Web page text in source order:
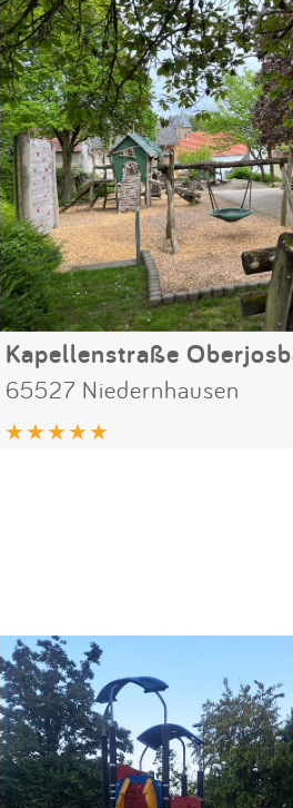
Kapellenstraße
65527 Niedernhausen